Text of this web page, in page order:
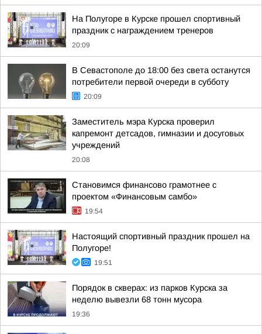
На Полугоре в Курске прошел спортивный
праздник с награждением тренеров
20:09
В Севастополе до 18:00 без света останутся
потребители первой очереди в субботу
20:09
Заместитель мэра Курска проверил
капремонт детсадов, гимназии и досуговых
учреждений
20:08
Становимся финансово грамотнее с
проектом «Финансовым самбо»
19:54
Настоящий спортивный праздник прошел на
Полугоре!
19:51
Порядок в скверах: из парков Курска за
неделю вывезли 68 тонн мусора
19:36